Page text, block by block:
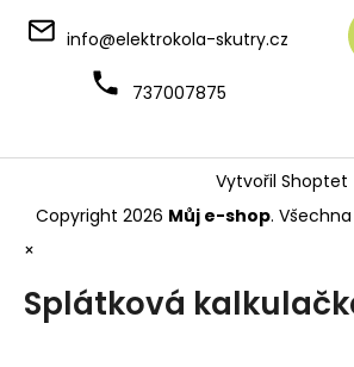
info@elektrokola-skutry.cz
737007875
Vytvořil Shoptet
Copyright 2026 Můj e-shop.
×
Splátková